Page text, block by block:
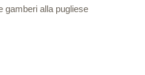
gamberi alla pugliese